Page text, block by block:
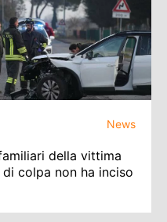
News
della vittima
colpa non ha inciso